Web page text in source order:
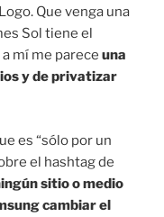
Que venga una
Sol tiene el
mí me parece una
y de privatizar
es “sólo por un
el hashtag de
sitio o medio
cambiar el